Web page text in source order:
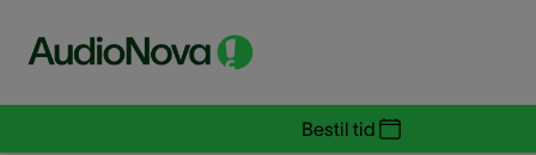
Bestil tid